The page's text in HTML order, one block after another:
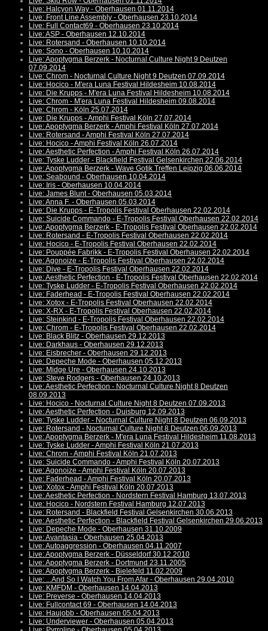
Live: Halcyon Way - Oberhausen 01.11.2014
Live: Front Line Assembly - Oberhausen 23.10.2014
Live: Full Contact69 - Oberhausen 23.10.2014
Live: ASP - Oberhausen 12.10.2014
Live: Rotersand - Oberhausen 10.10.2014
Live: Sono - Oberhausen 10.10.2014
Live: Apoptygma Berzerk - Nocturnal Culture Night 9 Deutzen
07.09.2014
Live: Chrom - Nocturnal Culture Night 9 Deutzen 07.09.2014
Live: Hocico - M'era Luna Festival Hildesheim 10.08.2014
Live: Die Krupps - M'era Luna Festival Hildesheim 10.08.2014
Live: Chrom - M'era Luna Festival Hildesheim 09.08.2014
Live: Chrom - Köln 25.07.2014
Live: Die Krupps - Amphi Festival Köln 27.07.2014
Live: Apoptygma Berzerk - Amphi Festival Köln 27.07.2014
Live: Rotersand - Amphi Festival Köln 27.07.2014
Live: Hocico - Amphi Festival Köln 26.07.2014
Live: Aesthetic Perfection - Amphi Festival Köln 26.07.2014
Live: Tyske Ludder - Blackfield Festival Gelsenkirchen 22.06.2014
Live: Apoptygma Berzerk - Wave Gotik Treffen Leipzig 06.06.2014
Live: Seabound - Oberhausen 10.04.2014
Live: Iris - Oberhausen 10.04.2014
Live: James Blunt - Oberhausen 05.03.2014
Live: Anna F. - Oberhausen 05.03.2014
Live: Die Krupps - E-Tropolis Festival Oberhausen 22.02.2014
Live: Suicide Commando - E-Tropolis Festival Oberhausen 22.02.2014
Live: Apoptygma Berzerk - E-Tropolis Festival Oberhausen 22.02.2014
Live: Rotersand - E-Tropolis Festival Oberhausen 22.02.2014
Live: Hocico - E-Tropolis Festival Oberhausen 22.02.2014
Live: Pouppée Fabrikk - E-Tropolis Festival Oberhausen 22.02.2014
Live: Agonoize - E-Tropolis Festival Oberhausen 22.02.2014
Live: Dive - E-Tropolis Festival Oberhausen 22.02.2014
Live: Aesthetic Perfection - E-Tropolis Festival Oberhausen 22.02.2014
Live: Tyske Ludder - E-Tropolis Festival Oberhausen 22.02.2014
Live: Faderhead - E-Tropolis Festival Oberhausen 22.02.2014
Live: Xotox - E-Tropolis Festival Oberhausen 22.02.2014
Live: X-RX - E-Tropolis Festival Oberhausen 22.02.2014
Live: Steinkind - E-Tropolis Festival Oberhausen 22.02.2014
Live: Chrom - E-Tropolis Festival Oberhausen 22.02.2014
Live: Black Blitz - Oberhausen 29.12.2013
Live: Darkhaus - Oberhausen 29.12.2013
Live: Eisbrecher - Oberhausen 29.12.2013
Live: Depeche Mode - Oberhausen 05.12.2013
Live: Midge Ure - Oberhausen 24.10.2013
Live: Steve Rodgers - Oberhausen 24.10.2013
Live: Aesthetic Perfection - Nocturnal Culture Night 8 Deutzen
08.09.2013
Live: Hocico - Nocturnal Culture Night 8 Deutzen 07.09.2013
Live: Aesthetic Perfection - Duisburg 12.09.2013
Live: Tyske Ludder - Nocturnal Culture Night 8 Deutzen 06.09.2013
Live: Rotersand - Nocturnal Culture Night 8 Deutzen 06.09.2013
Live: Apoptygma Berzerk - M'era Luna Festival Hildesheim 11.08.2013
Live: Tyske Ludder - Amphi Festival Köln 21.07.2013
Live: Chrom - Amphi Festival Köln 21.07.2013
Live: Suicide Commando - Amphi Festival Köln 20.07.2013
Live: Agonoize - Amphi Festival Köln 20.07.2013
Live: Faderhead - Amphi Festival Köln 20.07.2013
Live: Xotox - Amphi Festival Köln 20.07.2013
Live: Aesthetic Perfection - Nordstern Festival Hamburg 13.07.2013
Live: Hocico - Nordstern Festival Hamburg 12.07.2013
Live: Rotersand - Blackfield Festival Gelsenkirchen 30.06.2013
Live: Aesthetic Perfection - Blackfield Festival Gelsenkirchen 29.06.2013
Live: Depeche Mode - Oberhausen 31.10.2009
Live: Avantasia - Oberhausen 25.04.2013
Live: Autoaggression - Oberhausen 04.11.2007
Live: Apoptygma Berzerk - Düsseldorf 30.12.2010
Live: Apoptygma Berzerk - Dortmund 23.11.2005
Live: Apoptygma Berzerk - Bielefeld 11.02.2009
Live: ...And So I Watch You From Afar - Oberhausen 29.04.2010
Live: KMFDM - Oberhausen 14.04.2013
Live: Preverse - Oberhausen 14.04.2013
Live: Fullcontact 69 - Oberhausen 14.04.2013
Live: Haujobb - Oberhausen 05.04.2013
Live: Underviewer - Oberhausen 05.04.2013